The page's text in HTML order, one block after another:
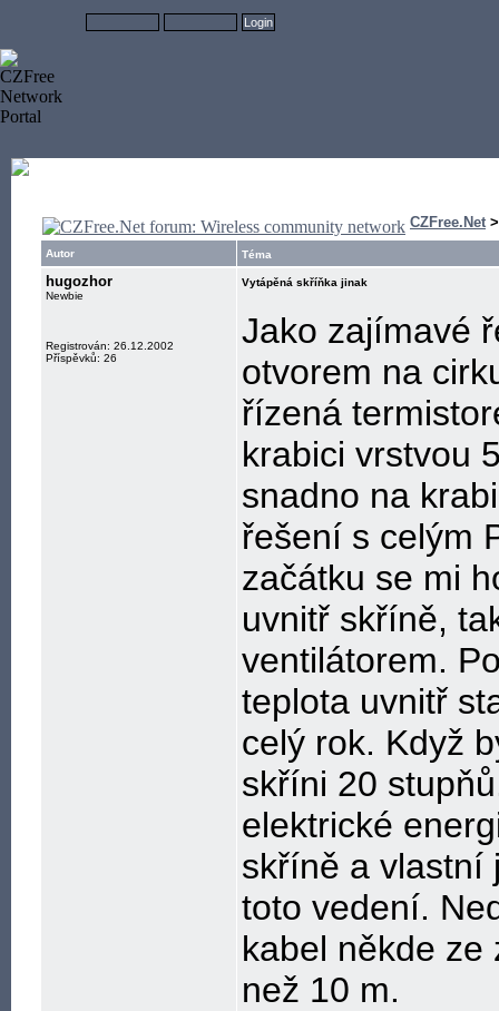
CZFree.Net
Autor Téma
hugozhor
Newbie
Registrován: 26.12.2002
Příspěvků: 26
Vytápěná skříňka jinak
Jako zajímavé
otvorem na
řízená
krabici vrstvou
snadno na
řešení s celým
začátku se mi
uvnitř skříně,
ventilátorem.
teplota uvnitř
celý rok. Když
skříni 20
elektrické
skříně a vlastní
toto vedení.
kabel někde ze
než 10 m.